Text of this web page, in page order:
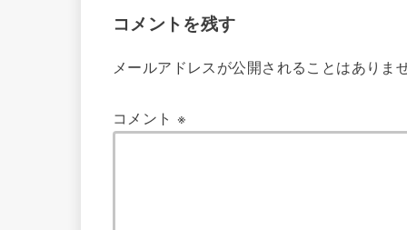
コメントを残す
メールアドレスが公開されることはありま
コメント※